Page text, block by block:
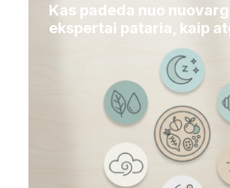
Kas padeda nuo
ekspertai pataria, kaip